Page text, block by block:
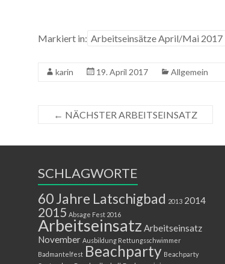
Markiert in: Arbeitseinsätze April/Mai 2017
karin 19. April 2017 Allgemein
← NÄCHSTER ARBEITSEINSATZ
SCHLAGWORTE
60 Jahre Latschigbad 2013 2014
2015 Absage Fest 2016
Arbeitseinsatz Arbeitseinsatz
November Ausbildung Rettungsschwimmer
Badmantelfest Beachparty Beachparty